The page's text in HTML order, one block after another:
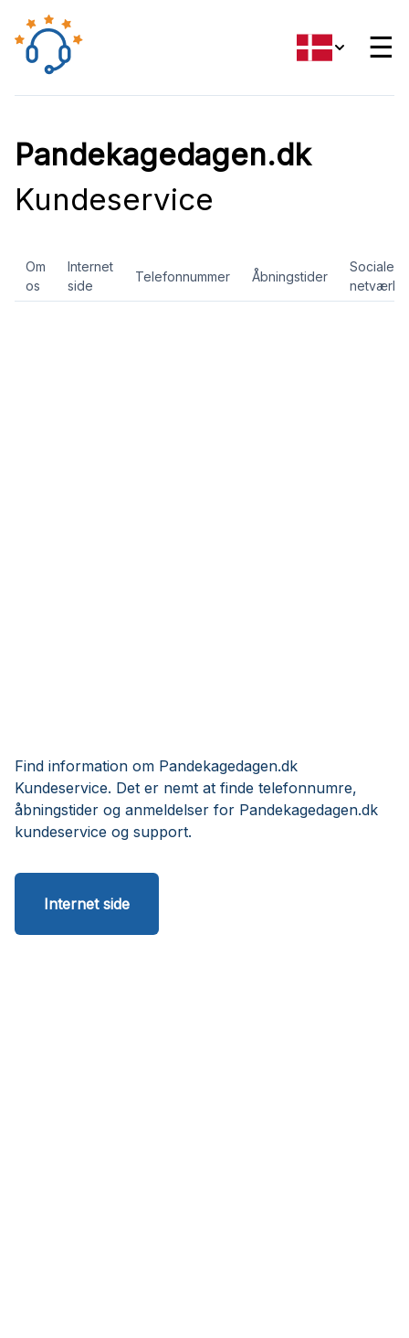
☰
Pandekagedagen.dk
Kundeservice
Om
os
Internet
side
Telefonnummer Åbningstider
Sociale
netværk
Find information om Pandekagedagen.dk
Kundeservice. Det er nemt at finde telefonnumre,
åbningstider og anmeldelser for Pandekagedagen.dk
kundeservice og support.
Internet side